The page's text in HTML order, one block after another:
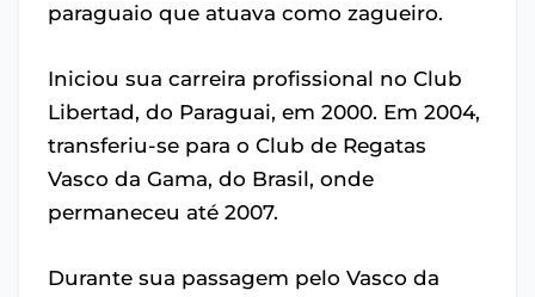
paraguaio que atuava como zagueiro.
Iniciou sua carreira profissional no Club
Libertad, do Paraguai, em 2000. Em 2004,
transferiu-se para o Club de Regatas
Vasco da Gama, do Brasil, onde
permaneceu até 2007.
Durante sua passagem pelo Vasco da